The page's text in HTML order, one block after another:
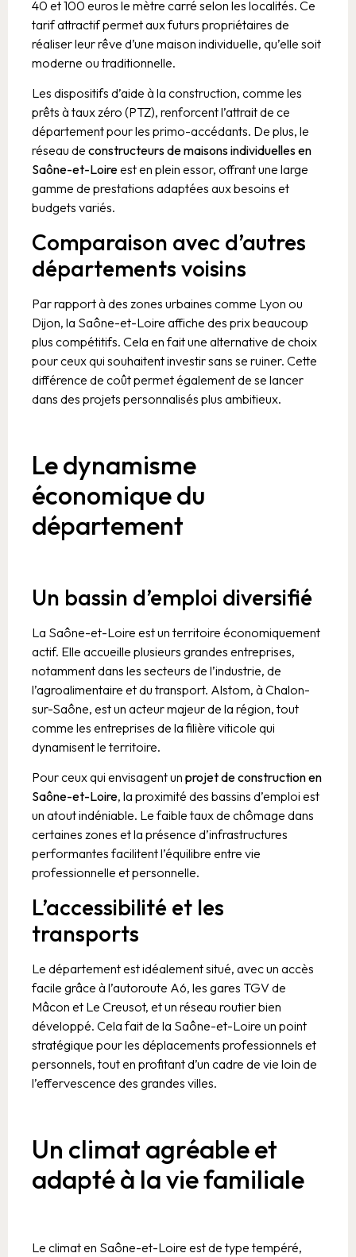
40 et 100 euros le mètre carré selon les localités. Ce
tarif attractif permet aux futurs propriétaires de
réaliser leur rêve d’une maison individuelle, qu’elle soit
moderne ou traditionnelle.
Les dispositifs d’aide à la construction, comme les
prêts à taux zéro (PTZ), renforcent l’attrait de ce
département pour les primo-accédants. De plus, le
réseau de constructeurs de maisons individuelles en
Saône-et-Loireest en plein essor, offrant une large
gamme de prestations adaptées aux besoins et
budgets variés.
Comparaison avec d’autres
départements voisins
Par rapport à des zones urbaines comme Lyon ou
Dijon, la Saône-et-Loire affiche des prix beaucoup
plus compétitifs. Cela en fait une alternative de choix
pour ceux qui souhaitent investir sans se ruiner. Cette
différence de coût permet également de se lancer
dans des projets personnalisés plus ambitieux.
Le dynamisme
économique du
département
Un bassin d’emploi diversifié
La Saône-et-Loire est un territoire économiquement
actif. Elle accueille plusieurs grandes entreprises,
notamment dans les secteurs de l’industrie, de
l’agroalimentaire et du transport. Alstom, à Chalon-
sur-Saône, est un acteur majeur de la région, tout
comme les entreprises de la filière viticole qui
dynamisent le territoire.
Pour ceux qui envisagent un projet de construction en
Saône-et-Loire, la proximité des bassins d’emploi est
un atout indéniable. Le faible taux de chômage dans
certaines zones et la présence d’infrastructures
performantes facilitent l’équilibre entre vie
professionnelle et personnelle.
L’accessibilité et les
transports
Le département est idéalement situé, avec un accès
facile grâce à l’autoroute A6, les gares TGV de
Mâcon et Le Creusot, et un réseau routier bien
développé. Cela fait de la Saône-et-Loire un point
stratégique pour les déplacements professionnels et
personnels, tout en profitant d’un cadre de vie loin de
l’effervescence des grandes villes.
Un climat agréable et
adapté à la vie familiale
Le climat en Saône-et-Loire est de type tempéré,